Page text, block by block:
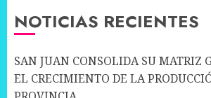
NOTICIAS RECIENTES
SAN JUAN CONSOLIDA SU MATRIZ
EL CRECIMIENTO DE LA